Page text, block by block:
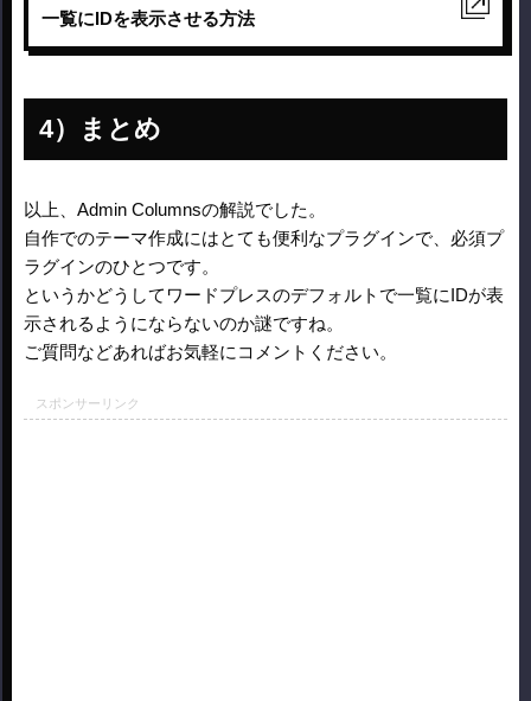
一覧にIDを表示させる方法
まとめ
以上、Admin Columnsの解説でした。
自作でのテーマ作成にはとても便利なプラグインで、必須プ
ラグインのひとつです。
というかどうしてワードプレスのデフォルトで一覧にIDが表
示されるようにならないのか謎ですね。
ご質問などあればお気軽にコメントください。